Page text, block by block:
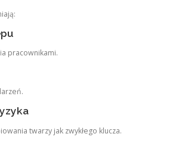
pracownikami.
twarzy jak zwykłego klucza.